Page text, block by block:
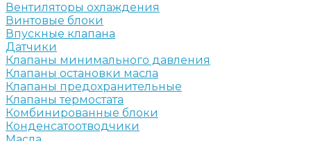
Вентиляторы охлаждения
Винтовые блоки
Впускные клапана
Датчики
Клапаны минимального давления
Клапаны остановки масла
Клапаны предохранительные
Клапаны термостата
Комбинированные блоки
Конденсатоотводчики